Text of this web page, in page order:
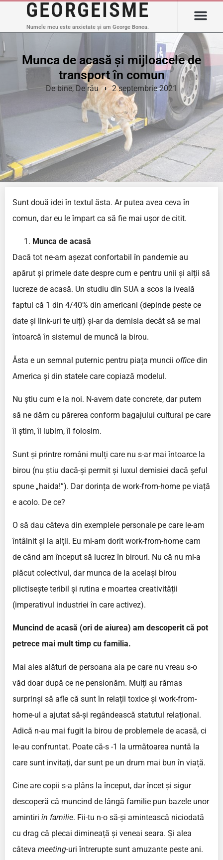
GEORGEISME
Numele meu este anxietate și am George Bonea.
Munca de acasă și mijloacele de
transport în comun
De bine, De rău 2 septembrie 2021
Sunt două idei în textul ăsta. Ar putea avea ceva în
comun, dar eu le împart ca să fie mai ușor de citit.
Munca de acasă
Dacă tot ne-am așezat confortabil în pandemie au
apărut și primele date despre cum e pentru unii și alții să
lucreze de acasă. Un studiu din SUA a scos la iveală
faptul că 1 din 4/40% din americani (depinde peste ce
date și link-uri te uiți) și-ar da demisia decât să se mai
întoarcă în sistemul de muncă la birou.
Ăsta e un semnal puternic pentru piața muncii office din
America și din statele care copiază modelul.
Nu știu cum e la noi. N-avem date concrete, dar putem
să ne dăm cu părerea conform bagajului cultural pe care
îl știm, îl iubim, îl folosim.
Sunt și printre români mulți care nu s-ar mai întoarce la
birou (nu știu dacă-și permit și luxul demisiei dacă șeful
spune „haida!”). Dar dorința de work-from-home pe viață
e acolo. De ce?
O să dau câteva din exemplele personale pe care le-am
întâlnit și la alții. Eu mi-am dorit work-from-home cam
de când am început să lucrez în birouri. Nu că nu mi-a
plăcut colectivul, dar munca de la același birou
plictisește teribil și rutina e moartea creativității
(imperativul industriei în care activez).
Muncind de acasă (ori de aiurea) am descoperit că pot
petrece mai mult timp cu familia.
Mai ales alături de persoana aia pe care nu vreau s-o
văd doar după ce ne pensionăm. Mulți au rămas
surprinși să afle că sunt în relații toxice și work-from-
home-ul a ajutat să-și regândească statutul relațional.
Adică n-au mai fugit la birou de problemele de acasă, ci
le-au confruntat. Poate că-s -1 la următoarea nuntă la
care sunt invitați, dar sunt pe un drum mai bun în viață.
Cine are copii s-a plâns la început, dar încet și sigur
descoperă că muncind de lângă familie pun bazele unor
amintiri în familie. Fii-tu n-o să-și amintească niciodată
cu drag că plecai dimineață și veneai seara. Și alea
câteva meeting­-­uri întrerupte sunt amuzante peste ani.